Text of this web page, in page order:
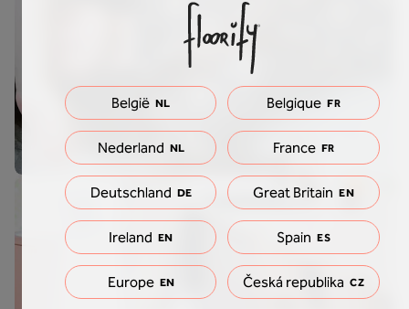
België NL Belgique FR
Nederland NL France FR
Deutschland DE Great Britain EN
Ireland EN Spain ES
Europe EN Česká republika CZ